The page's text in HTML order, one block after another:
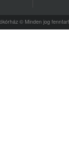
© Minden jog